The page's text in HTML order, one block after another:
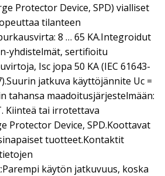
Protector Device, SPD) vialliset
tilanteen
8 … 65 KA.Integroidut
yhdistelmät, sertifioitu
Isc jopa 50 KA (IEC 61643-
jatkuva käyttöjännite Uc =
tahansa maadoitusjärjestelmään:
Kiinteä tai irrotettava
Protector Device, SPD.Koottavat
tuotteet.Kontaktit
käytön jatkuvuus, koska